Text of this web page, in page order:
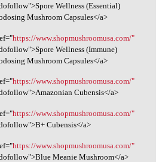
Wellness (Essential)
Mushroom Capsules</a>
https://www.shopmushroomusa.com/"
Wellness (Immune)
Mushroom Capsules</a>
https://www.shopmushroomusa.com/"
Cubensis</a>
https://www.shopmushroomusa.com/"
Cubensis</a>
https://www.shopmushroomusa.com/"
Meanie Mushroom</a>